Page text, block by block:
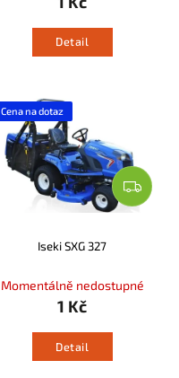
Detail
Cena na dotaz
Iseki SXG 327
Momentálně nedostupné
1 Kč
Detail